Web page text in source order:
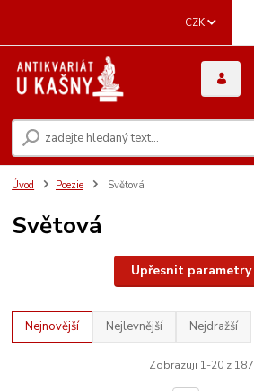
CZK
Úvod Poezie Světová
Světová
Upřesnit parametry
Nejnovější Nejlevnější Nejdražší
Zobrazuji 1-20 z 187